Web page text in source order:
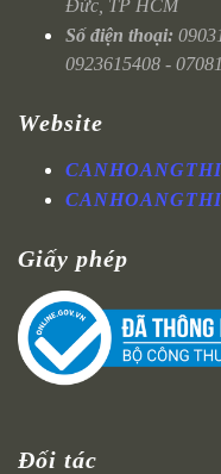
Đức, TP HCM
Số điện thoại:
0923615408 -
Website
Giấy phép
Đối tác